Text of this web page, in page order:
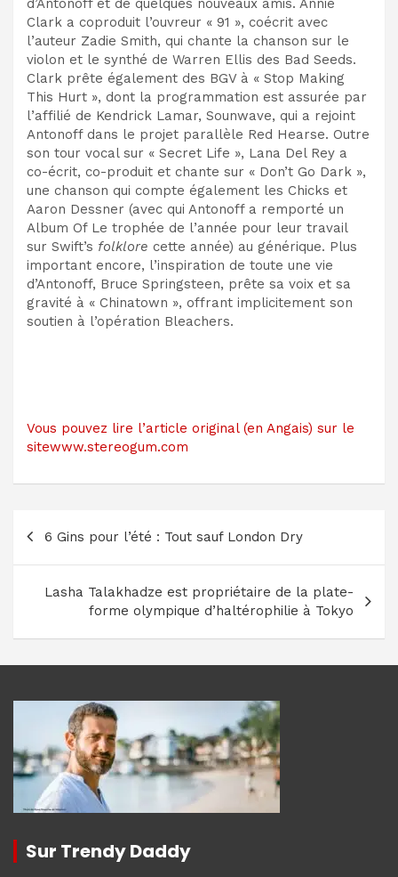
d’Antonoff et de quelques nouveaux amis. Annie
Clark a coproduit l’ouvreur « 91 », coécrit avec
l’auteur Zadie Smith, qui chante la chanson sur le
violon et le synthé de Warren Ellis des Bad Seeds.
Clark prête également des BGV à « Stop Making
This Hurt », dont la programmation est assurée par
l’affilié de Kendrick Lamar, Sounwave, qui a rejoint
Antonoff dans le projet parallèle Red Hearse. Outre
son tour vocal sur « Secret Life », Lana Del Rey a
co-écrit, co-produit et chante sur « Don’t Go Dark »,
une chanson qui compte également les Chicks et
Aaron Dessner (avec qui Antonoff a remporté un
Album Of Le trophée de l’année pour leur travail
sur Swift’s folklore cette année) au générique. Plus
important encore, l’inspiration de toute une vie
d’Antonoff, Bruce Springsteen, prête sa voix et sa
gravité à « Chinatown », offrant implicitement son
soutien à l’opération Bleachers.
Vous pouvez lire l’article original (en Angais) sur le
sitewww.stereogum.com
Navigation
de
l’article
6 Gins pour l’été : Tout sauf London Dry
Lasha Talakhadze est propriétaire de la plate-
forme olympique d’haltérophilie à Tokyo
Sur Trendy Daddy